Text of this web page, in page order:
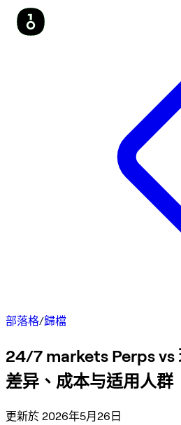
部落格/歸檔
24/7 markets Perps vs
差异、成本与适用人群
更新於 2026年5月26日